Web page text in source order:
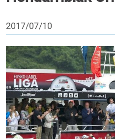
2017/07/10